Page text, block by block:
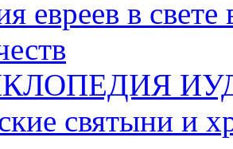
евреев в
святыни и